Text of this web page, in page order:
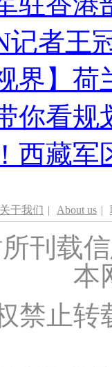
记者王
界】
你看规
西藏军
关于我们 | About us |
刊载
本
禁止转